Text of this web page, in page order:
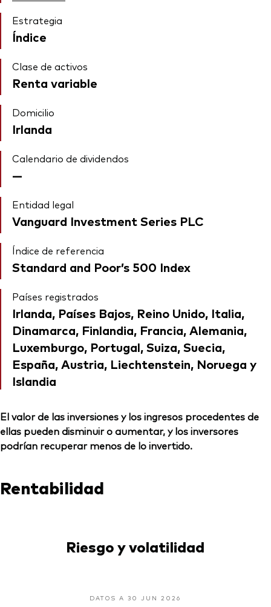
Estrategia
Índice
Clase de activos
Renta variable
Domicilio
Irlanda
Calendario de dividendos
—
Entidad legal
Vanguard Investment Series PLC
Índice de referencia
Standard and Poor’s 500 Index
Países registrados
Irlanda, Países Bajos, Reino Unido, Italia,
Dinamarca, Finlandia, Francia, Alemania,
Luxemburgo, Portugal, Suiza, Suecia,
España, Austria, Liechtenstein, Noruega y
Islandia
El valor de las inversiones y los ingresos procedentes de
ellas pueden disminuir o aumentar, y los inversores
podrían recuperar menos de lo invertido.
Rentabilidad
Riesgo y volatilidad
DATOS A 30 JUN 2026